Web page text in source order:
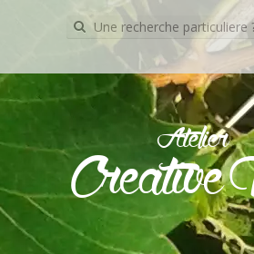
Recherche
pour:
Atelier
Creative